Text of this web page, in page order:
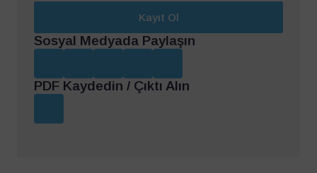
Kayıt Ol
Sosyal Medyada Paylaşın
PDF Kaydedin / Çıktı Alın